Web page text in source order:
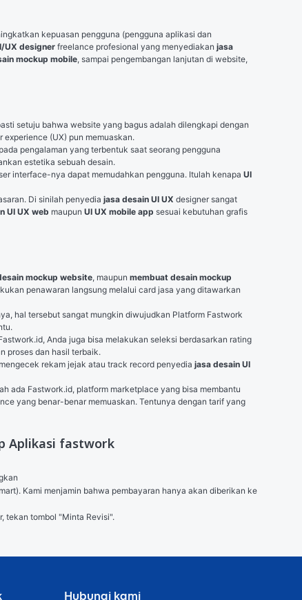
kepuasan pengguna (pengguna aplikasi dan
UX designer freelance profesional yang menyediakan jasa
mockup mobile, sampai pengembangan lanjutan di website,
setuju bahwa website yang bagus adalah dilengkapi dengan
(UX) pun memuaskan.
pengalaman yang terbentuk saat seorang pengguna
estetika sebuah desain.
interface-nya dapat memudahkan pengguna. Itulah kenapa UI
Di sinilah penyedia jasa desain UI UX designer sangat
UI UX web maupun UI UX mobile app sesuai kebutuhan grafis
mockup website, maupun membuat desain mockup
hal tersebut sangat mungkin diwujudkan Platform Fastwork
Anda juga bisa melakukan seleksi berdasarkan rating
proses dan hasil terbaik.
rekam jejak atau track record penyedia jasa desain UI
ada Fastwork.id, platform marketplace yang bisa membantu
yang benar-benar memuaskan. Tentunya dengan tarif yang
Aplikasi fastwork
Kami menjamin bahwa pembayaran hanya akan diberikan ke
tekan tombol "Minta Revisi".
Hubungi kami